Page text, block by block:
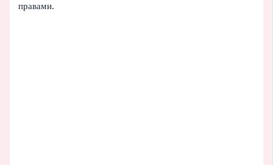
правами.